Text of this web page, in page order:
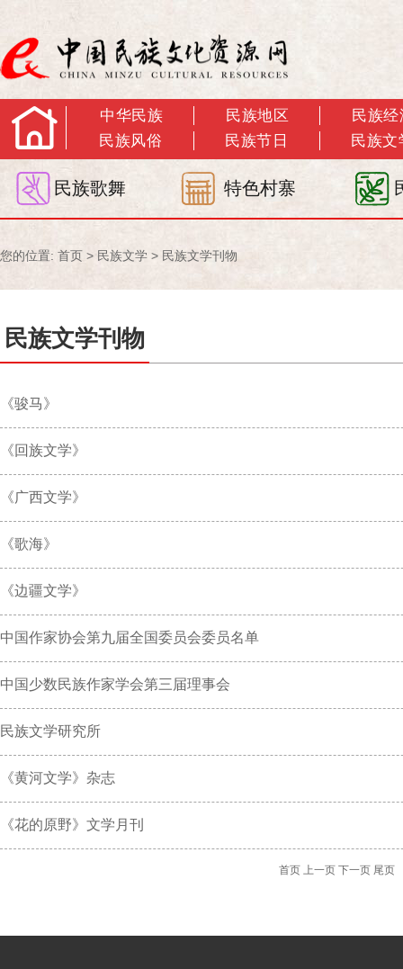
中华民族 民族地区
民族经
民族风俗
民族节日 民族文
民族歌舞 特色村寨
您的位置: 首页 > 民族文学 > 民族文学刊物
民族文学刊物
《骏马》
《回族文学》
《广西文学》
《歌海》
《边疆文学》
中国作家协会第九届全国委员会委员名单
中国少数民族作家学会第三届理事会
民族文学研究所
《黄河文学》杂志
《花的原野》文学月刊
首页 上一页 下一页 尾页